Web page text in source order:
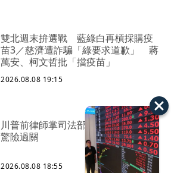
雙北週末拚選戰 藍綠白再槓採購疫
苗3／慈濟遭詐騙「綠要求道歉」 蔣
萬安、柯文哲批「擋疫苗」
2026.08.08 19:15
川普前律師掌司法部 布蘭希50比49
驚險過關
2026.08.08 18:55